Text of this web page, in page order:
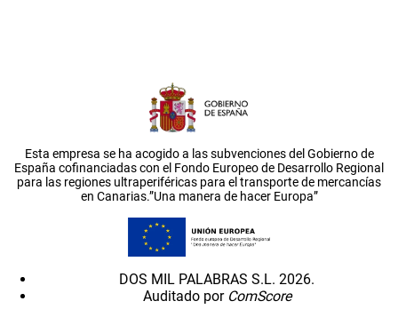
Esta empresa se ha acogido a las subvenciones del Gobierno de
España cofinanciadas con el Fondo Europeo de Desarrollo Regional
para las regiones ultraperiféricas para el transporte de mercancías
en Canarias.”Una manera de hacer Europa”
DOS MIL PALABRAS S.L. 2026.
Auditado por ComScore